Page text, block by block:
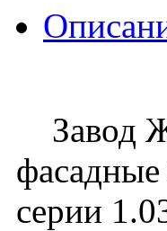
Завод
серии